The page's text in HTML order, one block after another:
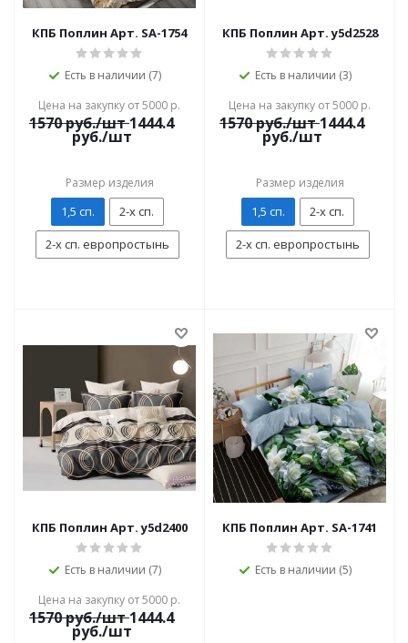
КПБ Поплин Арт. SA-1754
Есть в наличии (7)
Цена на закупку от 5000 р.
1570руб./шт 1444.4
руб./шт
Размер изделия
1,5 сп.
2-х сп.
2-х сп. европростынь
КПБ Поплин Арт. y5d2528
Есть в наличии (3)
Цена на закупку от 5000 р.
1570руб./шт 1444.4
руб./шт
Размер изделия
1,5 сп.
2-х сп.
2-х сп. европростынь
КПБ Поплин Арт. y5d2400
Есть в наличии (7)
Цена на закупку от 5000 р.
1570руб./шт 1444.4
руб./шт
КПБ Поплин Арт. SA-1741
Есть в наличии (5)